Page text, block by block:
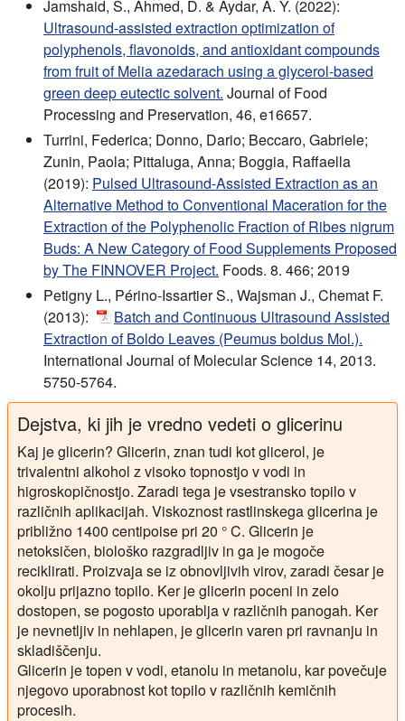
Jamshaid, S., Ahmed, D. & Aydar, A. Y. (2022):
Ultrasound-assisted extraction optimization of
polyphenols, flavonoids, and antioxidant compounds
from fruit of Melia azedarach using a glycerol-based
green deep eutectic solvent. Journal of Food
Processing and Preservation, 46, e16657.
Turrini, Federica; Donno, Dario; Beccaro, Gabriele;
Zunin, Paola; Pittaluga, Anna; Boggia, Raffaella
(2019): Pulsed Ultrasound-Assisted Extraction as an
Alternative Method to Conventional Maceration for the
Extraction of the Polyphenolic Fraction of Ribes nigrum
Buds: A New Category of Food Supplements Proposed
by The FINNOVER Project. Foods. 8. 466; 2019
Petigny L., Périno-Issartier S., Wajsman J., Chemat F.
(2013):
Batch and Continuous Ultrasound Assisted
Extraction of Boldo Leaves (Peumus boldus Mol.).
International Journal of Molecular Science 14, 2013.
5750-5764.
Dejstva, ki jih je vredno vedeti o glicerinu
Kaj je glicerin? Glicerin, znan tudi kot glicerol, je
trivalentni alkohol z visoko topnostjo v vodi in
higroskopičnostjo. Zaradi tega je vsestransko topilo v
različnih aplikacijah. Viskoznost rastlinskega glicerina je
približno 1400 centipoise pri 20 ° C. Glicerin je
netoksičen, biološko razgradljiv in ga je mogoče
reciklirati. Proizvaja se iz obnovljivih virov, zaradi česar je
okolju prijazno topilo. Ker je glicerin poceni in zelo
dostopen, se pogosto uporablja v različnih panogah. Ker
je nevnetljiv in nehlapen, je glicerin varen pri ravnanju in
skladiščenju.
Glicerin je topen v vodi, etanolu in metanolu, kar povečuje
njegovo uporabnost kot topilo v različnih kemičnih
procesih.